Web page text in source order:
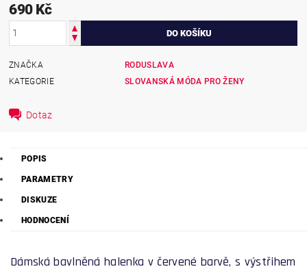
690 Kč
ZNAČKA
RODUSLAVA
KATEGORIE
SLOVANSKÁ MÓDA PRO ŽENY
Dotaz
POPIS
PARAMETRY
DISKUZE
HODNOCENÍ
Dámská bavlněná halenka v červené barvě, s výstřihem